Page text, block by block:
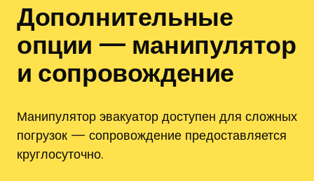
Дополнительные
опции — манипулятор
и сопровождение
Манипулятор эвакуатор доступен для сложных
погрузок — сопровождение предоставляется
круглосуточно.